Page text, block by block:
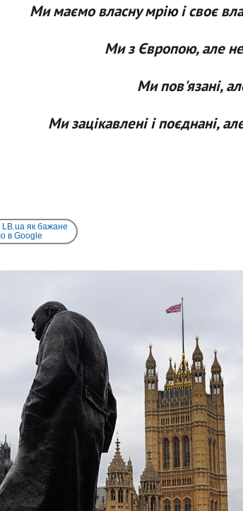
Ми маємо власну мрію і своє
Ми з Європою, але
Ми пов'язані,
Ми зацікавлені і поєднані,
як бажане
в Google